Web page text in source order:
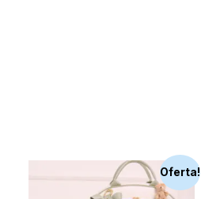
Oferta!